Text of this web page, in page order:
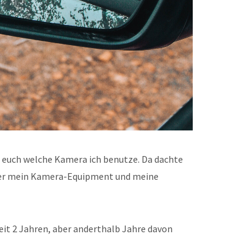
welche Kamera ich benutze. Da dachte
mein Kamera-Equipment und meine
2 Jahren, aber anderthalb Jahre davon